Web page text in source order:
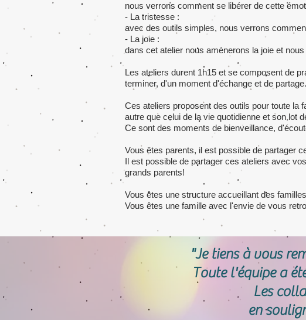
nous verrons comment se libérer de cette
- La tristesse :
avec des outils simples, nous verrons
- La joie :
dans cet atelier nous amènerons la joie et
Les ateliers durent 1h15 et se composent de
terminer, d'un moment d'échange et de partage.
Ces ateliers proposent des outils pour toute la
autre que celui de la vie quotidienne et son lot
Ce sont des moments de bienveillance,
Vous êtes parents, il est possible de partager
Il est possible de partager ces ateliers avec
grands parents!
Vous êtes une structure accueillant des
Vous êtes une famille avec l'envie de vous
"Je tiens à vous
Toute l'équipe a
Les
en